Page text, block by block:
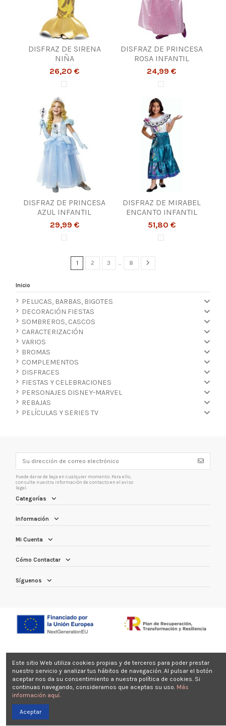
DISFRAZ DE SIRENA
NIÑA
26,20 €
DISFRAZ DE PRINCESA
ROSA INFANTIL
24,99 €
DISFRAZ DE PRINCESA
AZUL INFANTIL
29,99 €
DISFRAZ DE MIRABEL
ENCANTO INFANTIL
51,80 €
1 2 3 … 8
Inicio
PELUCAS, BARBAS, BIGOTES
DECORACIÓN FIESTAS
SOMBREROS, CASCOS
CARACTERIZACIÓN
VARIOS
BROMAS
COMPLEMENTOS
DISFRACES
FIESTAS Y CELEBRACIONES
PERSONAJES DISNEY-MARVEL
REBAJAS
PELÍCULAS Y SERIES TV
Puede darse de baja en cualquier momento. Para ello,
consulte nuestra información de contacto en el aviso
legal.
Categorías
Información
Mi Cuenta
Cómo Contactar
Síguenos
Este sitio Web utiliza cookies propias y de terceros para poder prestar
nuestro servicio y analizar tus hábitos de navegación. Al pulsar el botón
aceptar nos da su consentimiento a nuestra política de cookies. Si
continuas navegando, consideramos que aceptas su uso. Más
información aquí.
Aceptar